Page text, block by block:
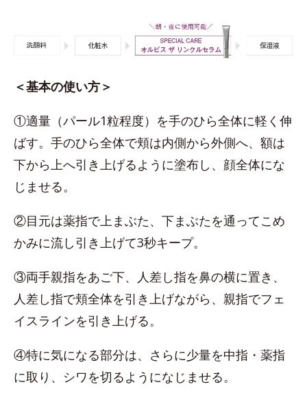
＜基本の使い方＞
①適量（パール1粒程度）を手のひら全体に軽く伸
ばす。手のひら全体で頬は内側から外側へ、額は
下から上へ引き上げるように塗布し、顔全体にな
じませる。
②目元は薬指で上まぶた、下まぶたを通ってこめ
かみに流し引き上げて3秒キープ。
③両手親指をあご下、人差し指を鼻の横に置き、
人差し指で頬全体を引き上げながら、親指でフェ
イスラインを引き上げる。
④特に気になる部分は、さらに少量を中指・薬指
に取り、シワを切るようになじませる。